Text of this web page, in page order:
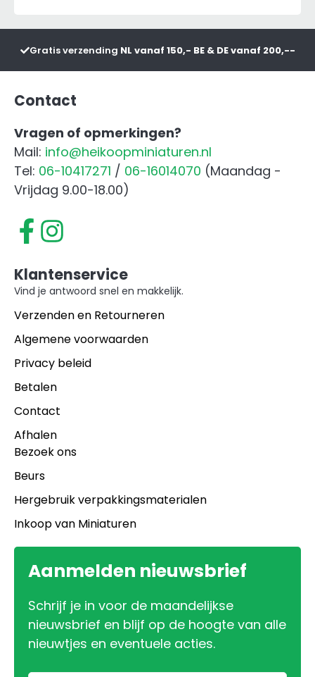
Gratis verzending NL vanaf 150,- BE & DE vanaf 200,--
Contact
Vragen of opmerkingen?
Mail: info@heikoopminiaturen.nl
Tel: 06-10417271 / 06-16014070 (Maandag -
Vrijdag 9.00-18.00)
Klantenservice
Vind je antwoord snel en makkelijk.
Verzenden en Retourneren
Algemene voorwaarden
Privacy beleid
Betalen
Contact
Afhalen
Bezoek ons
Beurs
Hergebruik verpakkingsmaterialen
Inkoop van Miniaturen
Aanmelden nieuwsbrief
Schrijf je in voor de maandelijkse
nieuwsbrief en blijf op de hoogte van alle
nieuwtjes en eventuele acties.